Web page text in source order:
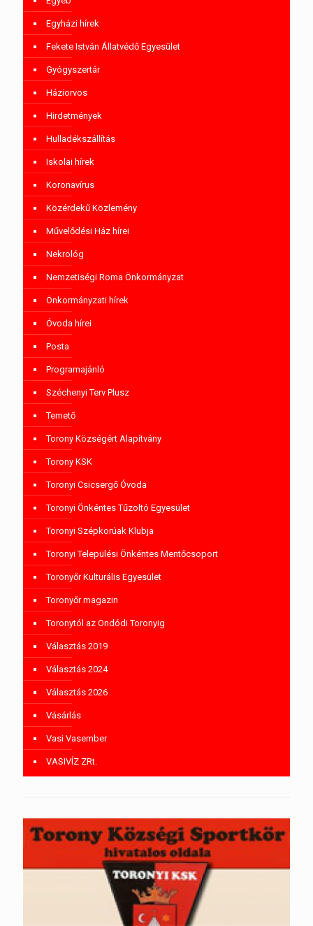
Egyházi hírek
Fekete István Állatvédő Egyesület
Gyógyszertár
Háziorvos
Hirdetmények
Hulladékszállítás
Iskolai hírek
Koronavírus
Közérdekű Közlemény
Művelődési Ház hírei
Nekrológ
Nemzetiségi Roma Önkormányzat
Önkormányzati hírek
Óvoda hírei
Posta
Programajánló
Széchenyi Terv Plusz
Temető
Torony Községért Alapítvány
Torony KSK
Toronyi Csicsergő Óvoda
Toronyi Önkéntes Tűzoltó Egyesület
Toronyi Szépkorúak Klubja
Toronyi Települési Önkéntes Mentőcsoport
Toronyőr Kulturális Egyesület
Toronyőr magazin
Toronytól az Ondódi Toronyig
Választás 2019
Választás 2024
Választás 2026
Vásárlás
Vasi Vasember
VASIVÍZ ZRt.